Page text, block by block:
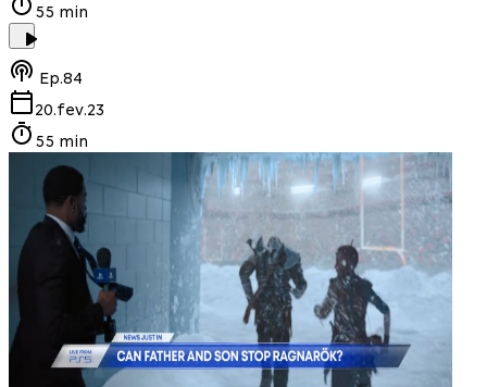
55 min
Ep.84
20.fev.23
55 min